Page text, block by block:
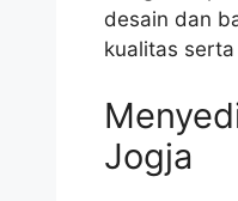
desain dan
kualitas
Jogja